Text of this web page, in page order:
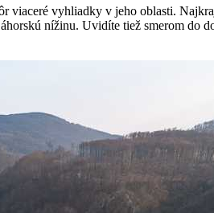
vyhliadky v jeho oblasti.
nížinu. Uvidíte tiež smerom